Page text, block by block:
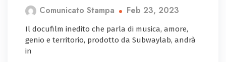
Comunicato Stampa Feb 23, 2023
Il docufilm inedito che parla di musica, amore,
genio e territorio, prodotto da Subwaylab, andrà
in